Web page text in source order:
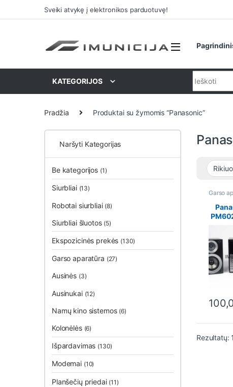
Praleisti ir pereiti prie navigacijos
Pereiti prie turinioSveiki atvykę į elektronikos parduotuvę!
KATEGORIJOS
Pradžia Produktai su žymomis “Panasonic”
Garso
Namų
This
Rezultatų: 1
Naršyti Kategorijas
Be kategorijos (1)
Siurbliai (13)
Robotai siurbliai (8)
Siurbliai šluotos (5)
Ekspozicinės prekės (130)
Garso aparatūra (27)
Ausinės (3)
Ausinukai (12)
Namų kino sistemos (6)
Kolonėlės (6)
Išpardavimas (130)
Modemai (10)
Planšečių priedai (11)